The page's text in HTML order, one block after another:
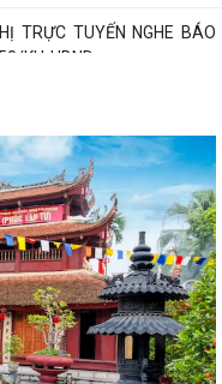
TRỰC TUYẾN NGHE BÁO
KH-UBND